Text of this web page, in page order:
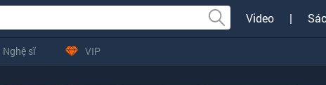
Video |
Nghệ sĩ VIP